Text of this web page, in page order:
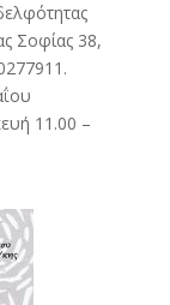
Σοφίας 38,
11.00 –